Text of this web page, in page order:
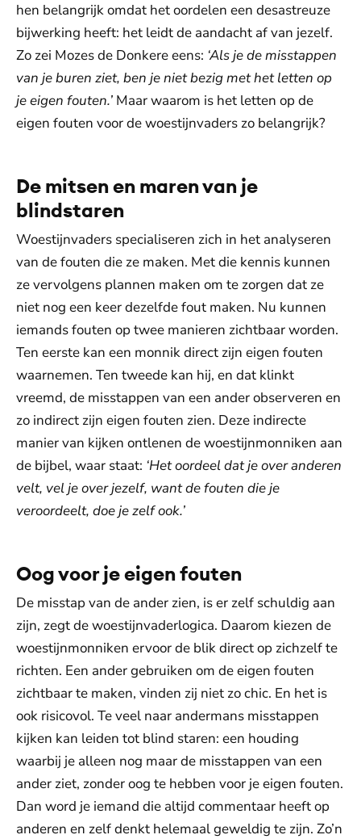
hen belangrijk omdat het oordelen een desastreuze
bijwerking heeft: het leidt de aandacht af van jezelf.
Zo zei Mozes de Donkere eens: ‘Als je de misstappen
van je buren ziet, ben je niet bezig met het letten op
je eigen fouten.’ Maar waarom is het letten op de
eigen fouten voor de woestijnvaders zo belangrijk?
De mitsen en maren van je
blindstaren
Woestijnvaders specialiseren zich in het analyseren
van de fouten die ze maken. Met die kennis kunnen
ze vervolgens plannen maken om te zorgen dat ze
niet nog een keer dezelfde fout maken. Nu kunnen
iemands fouten op twee manieren zichtbaar worden.
Ten eerste kan een monnik direct zijn eigen fouten
waarnemen. Ten tweede kan hij, en dat klinkt
vreemd, de misstappen van een ander observeren en
zo indirect zijn eigen fouten zien. Deze indirecte
manier van kijken ontlenen de woestijnmonniken aan
de bijbel, waar staat: ‘Het oordeel dat je over anderen
velt, vel je over jezelf, want de fouten die je
veroordeelt, doe je zelf ook.’
Oog voor je eigen fouten
De misstap van de ander zien, is er zelf schuldig aan
zijn, zegt de woestijnvaderlogica. Daarom kiezen de
woestijnmonniken ervoor de blik direct op zichzelf te
richten. Een ander gebruiken om de eigen fouten
zichtbaar te maken, vinden zij niet zo chic. En het is
ook risicovol. Te veel naar andermans misstappen
kijken kan leiden tot blind staren: een houding
waarbij je alleen nog maar de misstappen van een
ander ziet, zonder oog te hebben voor je eigen fouten.
Dan word je iemand die altijd commentaar heeft op
anderen en zelf denkt helemaal geweldig te zijn. Zo’n